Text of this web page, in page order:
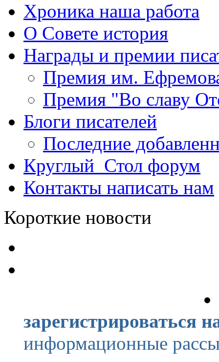
Хроника наша работа
О Совете история
Награды и премии
Премия им.
Премия "Во славу
Блоги писателей
Последние
Круглый_Стол форум
Контакты написать нам
Короткие новости
зарегистрироваться
информационные